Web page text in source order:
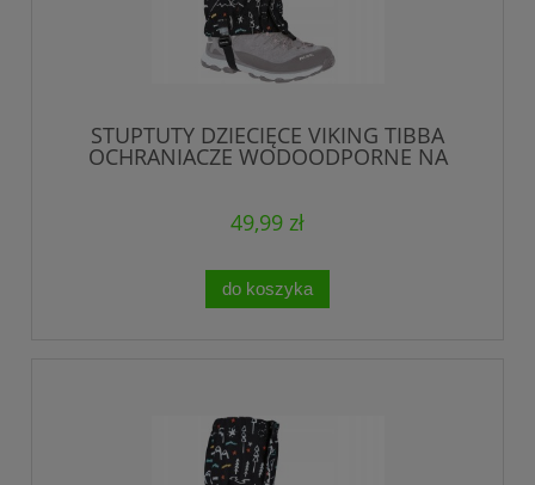
STUPTUTY DZIECIĘCE VIKING TIBBA
OCHRANIACZE WODOODPORNE NA
49,99 zł
do koszyka